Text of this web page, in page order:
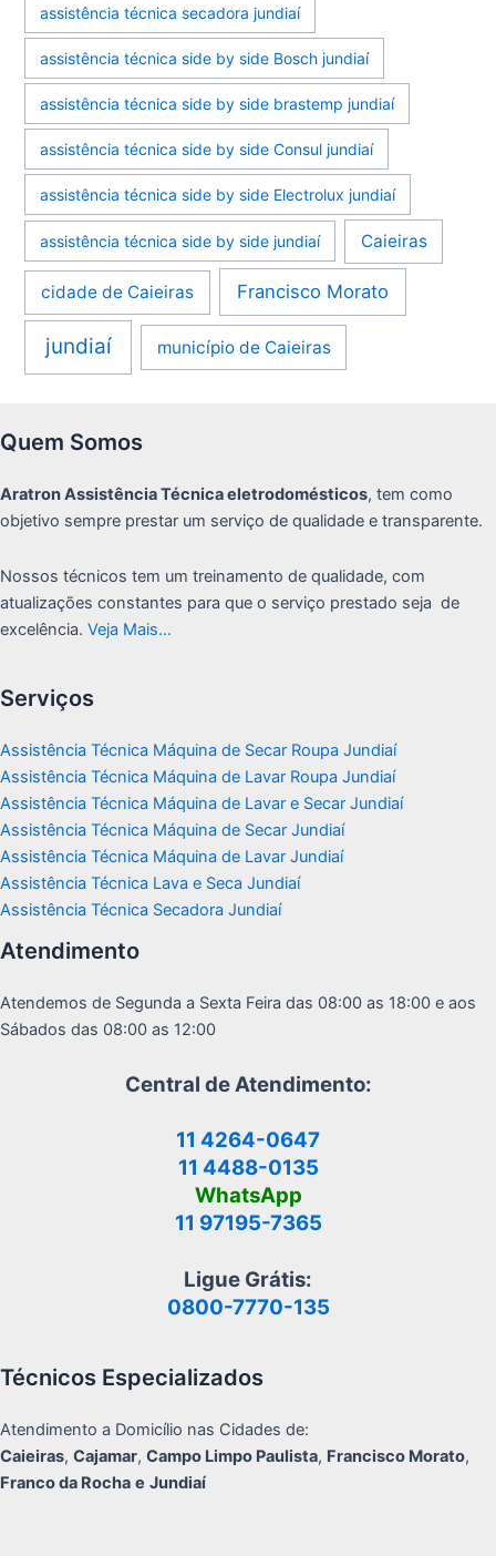
assistência técnica secadora jundiaí
assistência técnica side by side Bosch jundiaí
assistência técnica side by side brastemp jundiaí
assistência técnica side by side Consul jundiaí
assistência técnica side by side Electrolux jundiaí
assistência técnica side by side jundiaí Caieiras
cidade de Caieiras Francisco Morato
jundiaí município de Caieiras
Quem Somos
Aratron Assistência Técnica eletrodomésticos, tem como
objetivo sempre prestar um serviço de qualidade e transparente.
Nossos técnicos tem um treinamento de qualidade, com
atualizações constantes para que o serviço prestado seja de
excelência. Veja Mais…
Serviços
Assistência Técnica Máquina de Secar Roupa Jundiaí
Assistência Técnica Máquina de Lavar Roupa Jundiaí
Assistência Técnica Máquina de Lavar e Secar Jundiaí
Assistência Técnica Máquina de Secar Jundiaí
Assistência Técnica Máquina de Lavar Jundiaí
Assistência Técnica Lava e Seca Jundiaí
Assistência Técnica Secadora Jundiaí
Atendimento
Atendemos de Segunda a Sexta Feira das 08:00 as 18:00 e aos
Sábados das 08:00 as 12:00
Central de Atendimento:
11 4264-0647
11 4488-0135
WhatsApp
11 97195-7365
Ligue Grátis:
0800-7770-135
Técnicos Especializados
Atendimento a Domicílio nas Cidades de:
Caieiras, Cajamar, Campo Limpo Paulista, Francisco Morato,
Franco da Rocha e Jundiaí